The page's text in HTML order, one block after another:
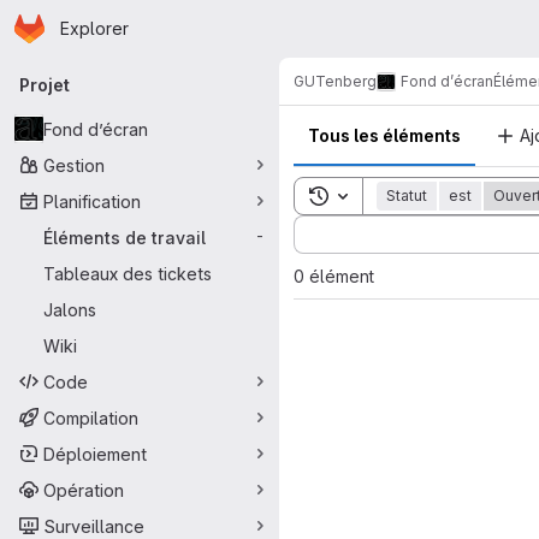
Passer au contenu principal
Page d'accueil
Explorer
Navigation principale
Projet
Fond d’écran
Gestion
Planification
Éléments de travail
-
Tableaux des tickets
Jalons
Wiki
Code
Compilation
Déploiement
Opération
Surveillance
GUTenberg Fond d’écran
Tous les éléments
Toggle search history
Statut est
Sort by:
0 élément